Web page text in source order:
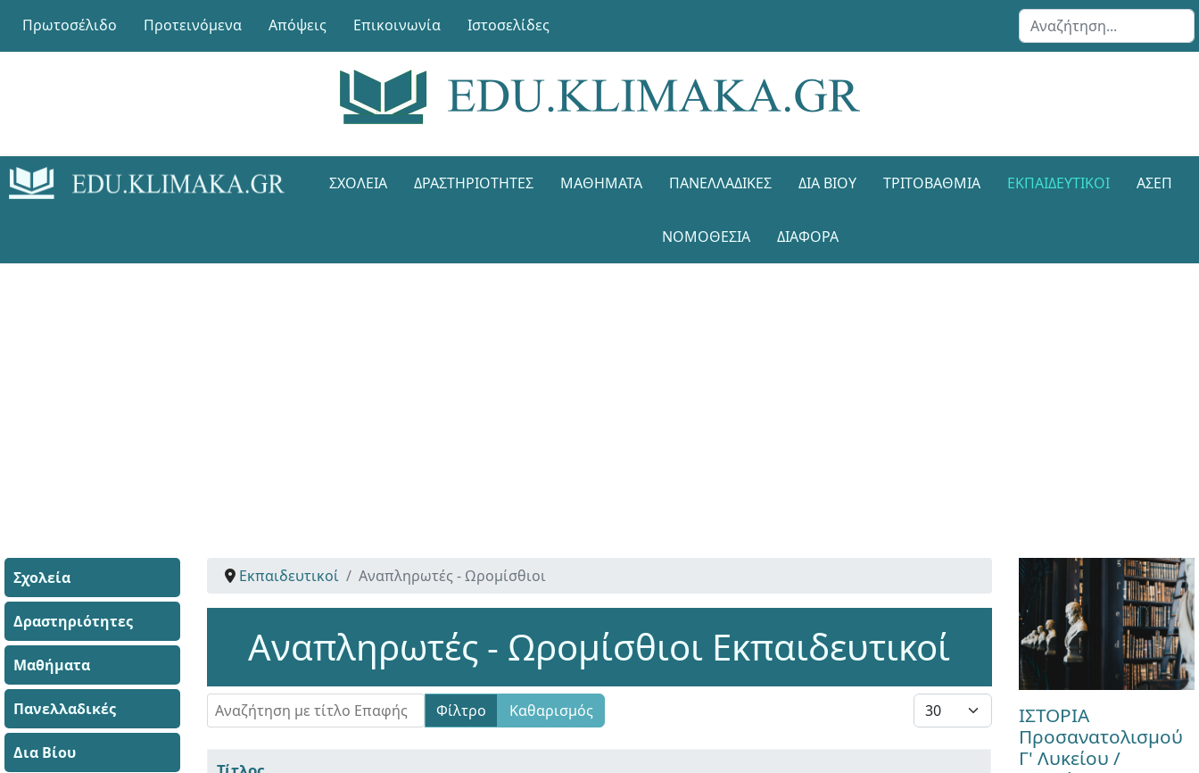
Πρωτοσέλιδο Προτεινόμενα Απόψεις Επικοινωνία Ιστοσελίδες Αναζήτηση...
ΣΧΟΛΕΊΑ ΔΡΑΣΤΗΡΙΌΤΗΤΕΣ ΜΑΘΉΜΑΤΑ ΠΑΝΕΛΛΑΔΙΚΈΣ ΔΙΑ ΒΊΟΥ ΤΡΙΤΟΒΆΘΜΙΑ ΕΚΠΑΙΔΕΥΤΙΚΟΊ ΑΣΕΠ
ΝΟΜΟΘΕΣΊΑ ΔΙΑΦΟΡΑ
Σχολεία
Δραστηριότητες
Μαθήματα
Πανελλαδικές
Δια Βίου
Εκπαιδευτικοί Αναπληρωτές - Ωρομίσθιοι
Αναπληρωτές - Ωρομίσθιοι Εκπαιδευτικοί
Αναζήτηση με τίτλο Επαφής Φίλτρο Καθαρισμός Εμφάνιση #
ΙΣΤΟΡΙΑ
Προσανατολισμού
Γ' Λυκείου /